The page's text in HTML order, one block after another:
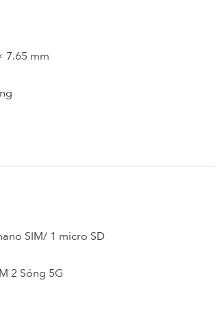
7.65 mm
SIM/ 1 micro SD
2 Sóng 5G